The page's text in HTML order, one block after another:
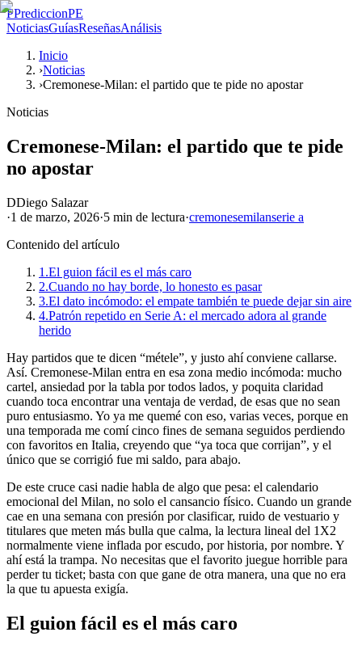
PPrediccionPE
NoticiasGuíasReseñasAnálisis
Inicio
›Noticias
›Cremonese-Milan: el partido que te pide no apostar
Noticias
Cremonese-Milan: el partido que te pide
no apostar
DDiego Salazar
·1 de marzo, 2026·5 min de lectura·cremonesemilanserie a
Contenido del artículo
1.El guion fácil es el más caro
2.Cuando no hay borde, lo honesto es pasar
3.El dato incómodo: el empate también te puede dejar sin aire
4.Patrón repetido en Serie A: el mercado adora al grande
herido
Hay partidos que te dicen “métele”, y justo ahí conviene callarse.
Así. Cremonese-Milan entra en esa zona medio incómoda: mucho
cartel, ansiedad por la tabla por todos lados, y poquita claridad
cuando toca encontrar una ventaja de verdad, de esas que no sean
puro entusiasmo. Yo ya me quemé con eso, varias veces, porque en
una temporada me comí cinco fines de semana seguidos perdiendo
con favoritos en Italia, creyendo que “ya toca que corrijan”, y el
único que se corrigió fue mi saldo, para abajo.
De este cruce casi nadie habla de algo que pesa: el calendario
emocional del Milan, no solo el cansancio físico. Cuando un grande
cae en una semana con presión por clasificar, ruido de vestuario y
titulares que meten más bulla que calma, la lectura lineal del 1X2
normalmente viene inflada por escudo, por historia, por nombre. Y
ahí está la trampa. No necesitas que el favorito juegue horrible para
perder tu ticket; basta con que gane de otra manera, una que no era
la que tu apuesta exigía.
El guion fácil es el más caro